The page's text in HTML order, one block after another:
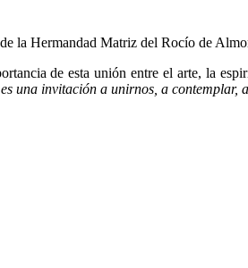
la Hermandad Matriz del Rocío de
de esta unión entre el arte, la
una invitación a unirnos, a contemplar,